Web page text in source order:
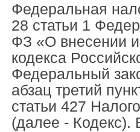
Федеральная
28 статьи 1
ФЗ «О внесении
кодекса
Федеральный
абзац третий
статьи 427
(далее - Кодекс).